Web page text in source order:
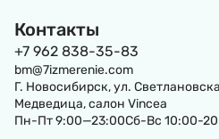
Контакты
+7 962 838-35-83
bm@7izmerenie.com
Г. Новосибирск, ул.
Медведица, салон Vincea
Пн-Пт 9:00—23:00Сб-Вс 10:00-